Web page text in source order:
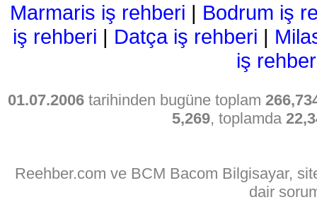
Marmaris iş rehberi | Bodrum iş
iş rehberi | Datça iş rehberi |
iş
01.07.2006 tarihinden bugüne toplam
5,269, toplamda
Reehber.com ve BCM Bacom Bilgisayar,
dair